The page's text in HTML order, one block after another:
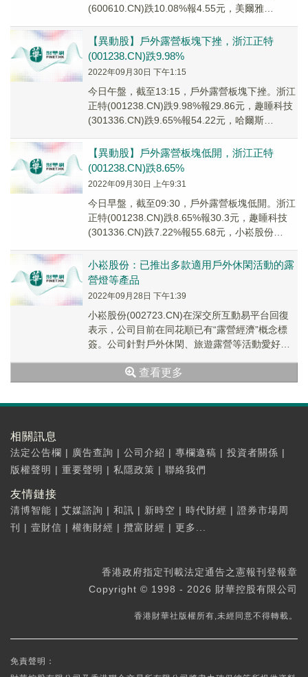
(600610.CN)跌10.08%報4.55元，美爾雅
【異動股】戶外露營板塊下挫，浙江正特
(001238.CN)跌9.98%
2022年09月30日 下午1:15
今日午盤，截至13:15，戶外露營板塊下挫。浙江
正特(001238.CN)跌9.98%報29.86元，趣睡科技
(301336.CN)跌9.65%報54.22元，哈爾斯
【異動股】戶外露營板塊低開，浙江正特
(001238.CN)跌8.65%
2022年09月30日 上午9:31
今日早盤，截至09:30，戶外露營板塊低開。浙江
正特(001238.CN)跌8.65%報30.3元，趣睡科技
(301336.CN)跌7.22%報55.68元，小崧股份
小崧股份：已推出多款適用戶外休閑活動的露
營燈等產品
2022年09月28日 下午1:39
小崧股份(002723.CN)在深交所互動易平台回復
表示，公司目前在同花順已有“露營經濟”概念標
簽。公司針對戶外休閑、旅遊露營等活動愛好者
查看更多
相關訊息
法定公告欄 | 廣告查詢 | 公司介紹 | 專欄邀稿 | 投資者關係 |
版權聲明 | 重要聲明 | 私隱政策 | 聯絡我們
友情鏈接
清博智能 | 艾媒諮詢 | 和訊 | 新時空 | 時代財經 | 證券市場周
刊
| 壹財信 | 權衡財經 | 攬富財經 | 更多...
香港政府指定刊載法定通告之憲報刊登報章
Copyright © 1998 - 2026 財華控股有限公司
香港財華社版權所有,未經同意不得轉載。
免責聲明：